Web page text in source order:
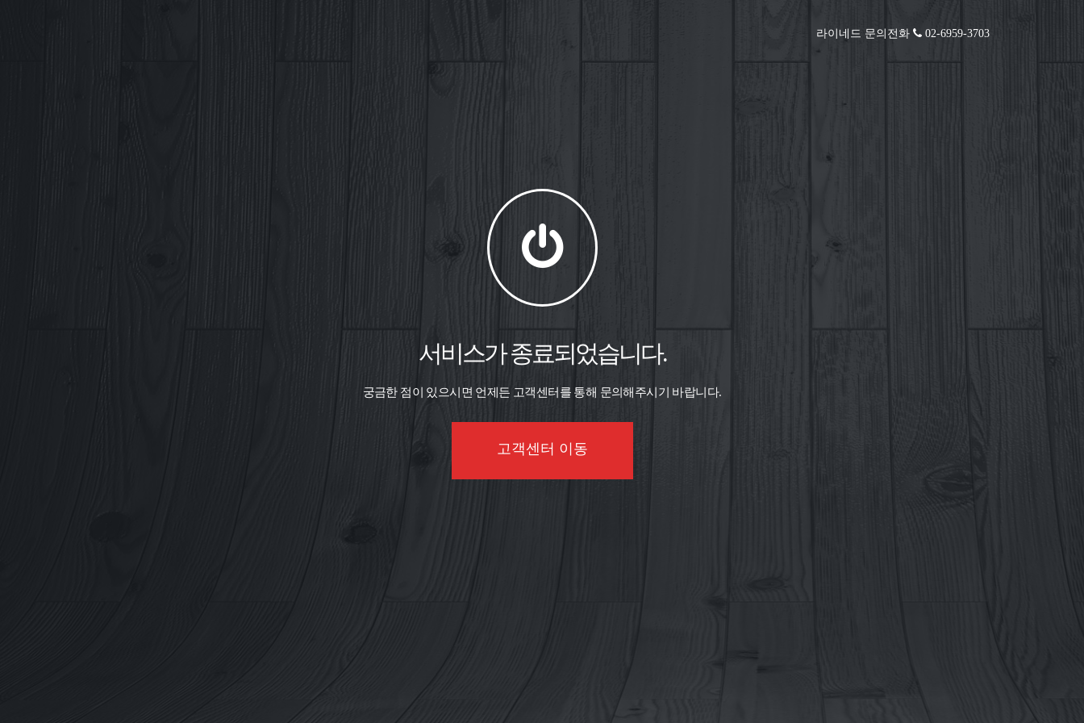
라이네드 문의전화 02-6959-3703
서비스가 종료되었습니다.
궁금한 점이 있으시면 언제든 고객센터를 통해 문의해주시기 바랍니다.
고객센터 이동